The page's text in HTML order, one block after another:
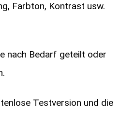
Farbton, Kontrast usw.
nach Bedarf geteilt oder
Testversion und die